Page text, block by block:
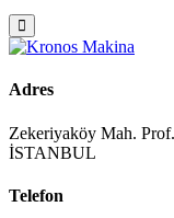
Adres
Zekeriyaköy Mah.
İSTANBUL
Telefon